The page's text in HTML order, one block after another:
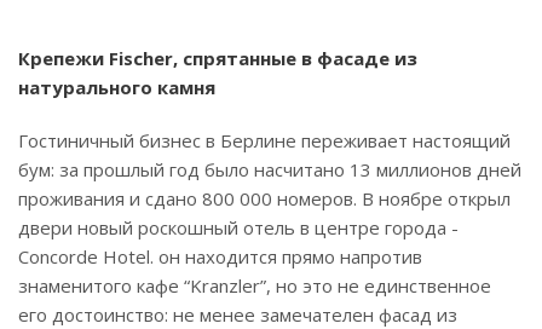
Крепежи Fischer, спрятанные в фасаде из
натурального камня
Гостиничный бизнес в Берлине переживает настоящий
бум: за прошлый год было насчитано 13 миллионов дней
проживания и сдано 800 000 номеров. В ноябре открыл
двери новый роскошный отель в центре города -
Concorde Hotel. он находится прямо напротив
знаменитого кафе “Kranzler”, но это не единственное
его достоинство: не менее замечателен фасад из